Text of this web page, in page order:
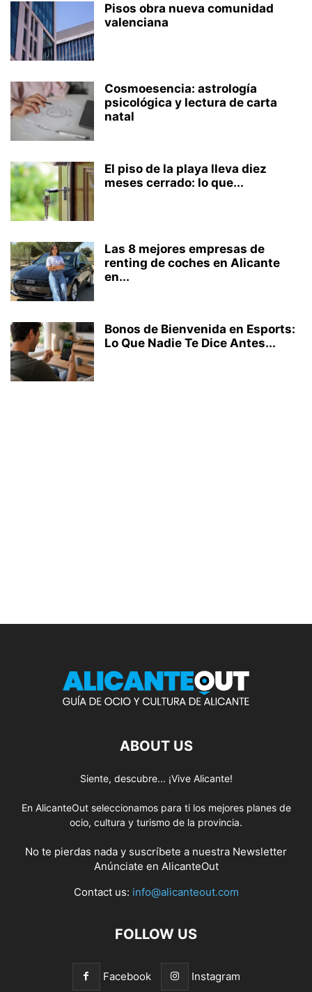
Pisos obra nueva comunidad
valenciana
Cosmoesencia: astrología
psicológica y lectura de carta
natal
El piso de la playa lleva diez
meses cerrado: lo que...
Las 8 mejores empresas de
renting de coches en Alicante
en...
Bonos de Bienvenida en Esports:
Lo Que Nadie Te Dice Antes...
ABOUT US
Siente, descubre... ¡Vive Alicante!
En AlicanteOut seleccionamos para ti los mejores planes de
ocio, cultura y turismo de la provincia.
No te pierdas nada y suscríbete a nuestra Newsletter
Anúnciate en AlicanteOut
Contact us: info@alicanteout.com
FOLLOW US
Facebook Instagram